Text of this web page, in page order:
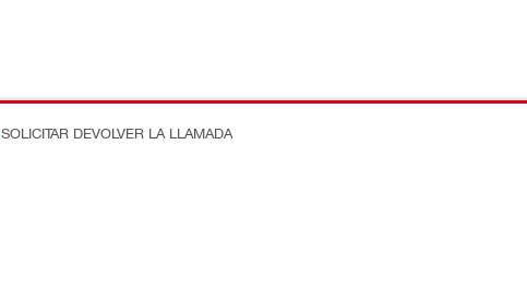
SOLICITAR DEVOLVER LA LLAMADA